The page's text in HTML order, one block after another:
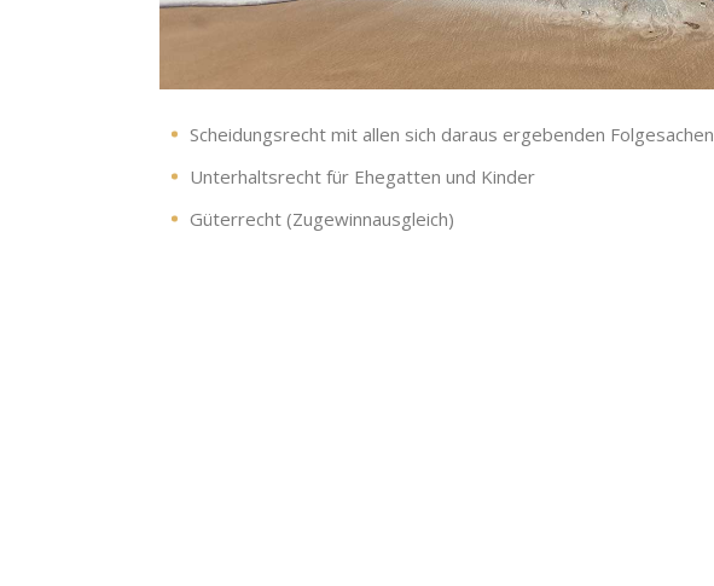
Scheidungsrecht mit allen sich daraus ergebenden Folgesachen
Unterhaltsrecht für Ehegatten und Kinder
Güterrecht (Zugewinnausgleich)